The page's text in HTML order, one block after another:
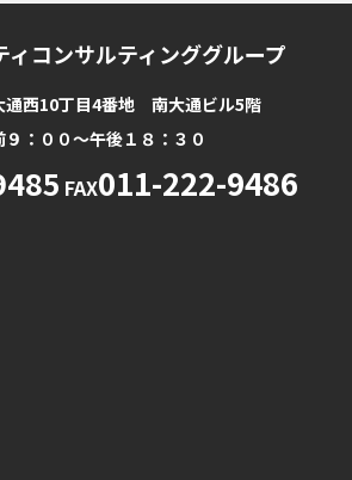
ィコンサルティンググループ
通西10丁目4番地 南大通ビル5階
：００～午後１８：３０
FAX011-222-9486